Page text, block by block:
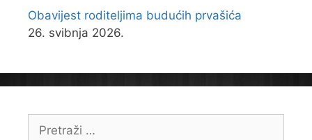
Obavijest roditeljima budućih prvašića
26. svibnja 2026.